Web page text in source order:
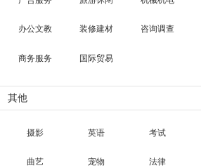
办公文教 装修建材 咨询调查
商务服务 国际贸易
其他
摄影 英语 考试
曲艺 宠物 法律